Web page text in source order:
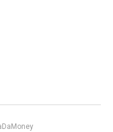
2016